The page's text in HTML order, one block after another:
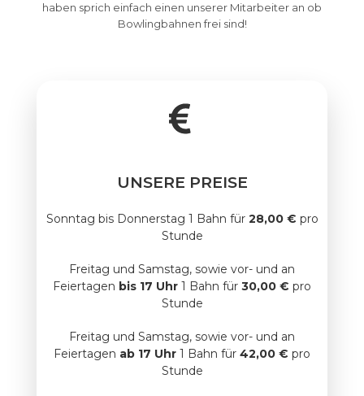
haben sprich einfach einen unserer Mitarbeiter an ob
Bowlingbahnen frei sind!
UNSERE PREISE
Sonntag bis Donnerstag 1 Bahn für 28,00 € pro
Stunde
Freitag und Samstag, sowie vor- und an
Feiertagen bis 17 Uhr 1 Bahn für 30,00 € pro
Stunde
Freitag und Samstag, sowie vor- und an
Feiertagen ab 17 Uhr 1 Bahn für 42,00 € pro
Stunde